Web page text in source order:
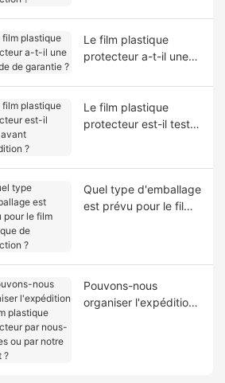
Le film plastique
protecteur a-t-il une
Le film plastique
protecteur est-il testé
Quel type d'emballage
est prévu pour le film
Pouvons-nous
organiser l'expédition